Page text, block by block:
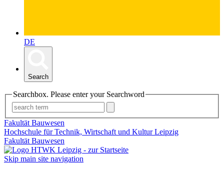
DE
Search
Searchbox. Please enter your Searchword
Fakultät Bauwesen
Hochschule für Technik, Wirtschaft und Kultur Leipzig
Fakultät Bauwesen
Skip main site navigation